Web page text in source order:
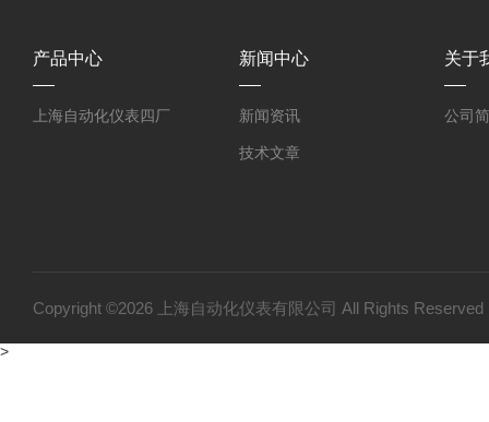
产品中心
上海自动化仪表四厂
新闻中心
新闻资讯
技术文章
关于
公司
Copyright ©2026 上海自动化仪表有限公司 All Rights
>